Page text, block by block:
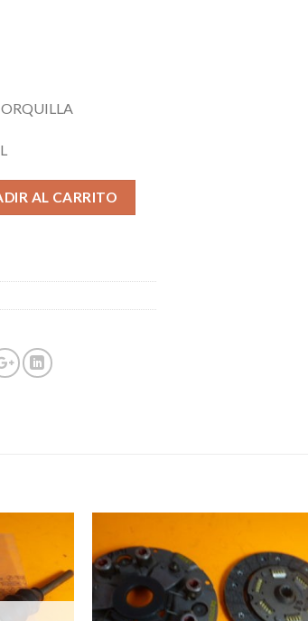
AL CARRITO